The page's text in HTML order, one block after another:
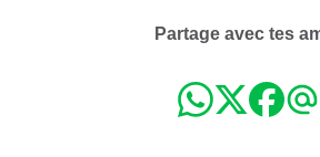
Partage avec tes